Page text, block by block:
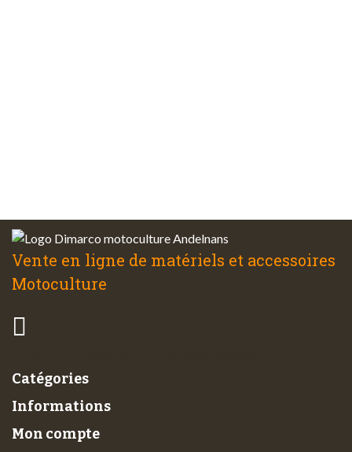
Vente en ligne de matériels et accessoires
Motoculture
Catégories
Informations
Mon compte